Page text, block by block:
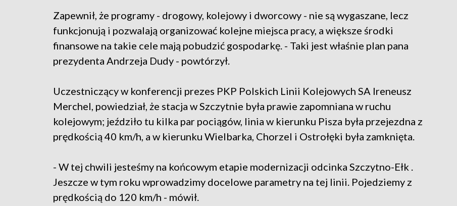
Zapewnił, że programy - drogowy, kolejowy i dworcowy - nie są wygaszane, lecz
funkcjonują i pozwalają organizować kolejne miejsca pracy, a większe środki
finansowe na takie cele mają pobudzić gospodarkę. - Taki jest właśnie plan pana
prezydenta Andrzeja Dudy - powtórzył.
Uczestniczący w konferencji prezes PKP Polskich Linii Kolejowych SA Ireneusz
Merchel, powiedział, że stacja w Szczytnie była prawie zapomniana w ruchu
kolejowym; jeździło tu kilka par pociągów, linia w kierunku Pisza była przejezdna z
prędkością 40 km/h, a w kierunku Wielbarka, Chorzel i Ostrołęki była zamknięta.
- W tej chwili jesteśmy na końcowym etapie modernizacji odcinka Szczytno-Ełk .
Jeszcze w tym roku wprowadzimy docelowe parametry na tej linii. Pojedziemy z
prędkością do 120 km/h - mówił.